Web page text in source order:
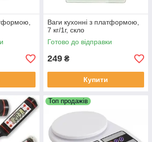
Ваги кухонні з платформою,
7 кг/1г, скло
Готово до відправки
249 ₴
Купити
Топ продажів